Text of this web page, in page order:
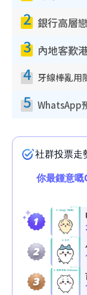
2
3
4
5